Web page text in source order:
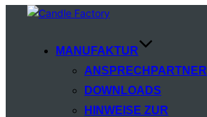
MANUFAKTUR
ANSPRECHPARTNER
DOWNLOADS
HINWEISE ZUR